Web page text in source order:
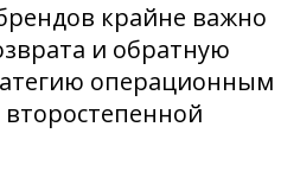
крайне важно
и обратную
операционным